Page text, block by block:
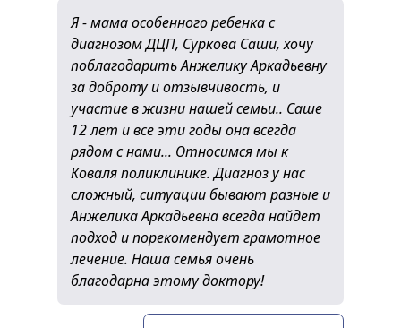
Я - мама особенного ребенка с
диагнозом ДЦП, Суркова Саши, хочу
поблагодарить Анжелику Аркадьевну
за доброту и отзывчивость, и
участие в жизни нашей семьи.. Саше
12 лет и все эти годы она всегда
рядом с нами... Относимся мы к
Коваля поликлинике. Диагноз у нас
сложный, ситуации бывают разные и
Анжелика Аркадьевна всегда найдет
подход и порекомендует грамотное
лечение. Наша семья очень
благодарна этому доктору!